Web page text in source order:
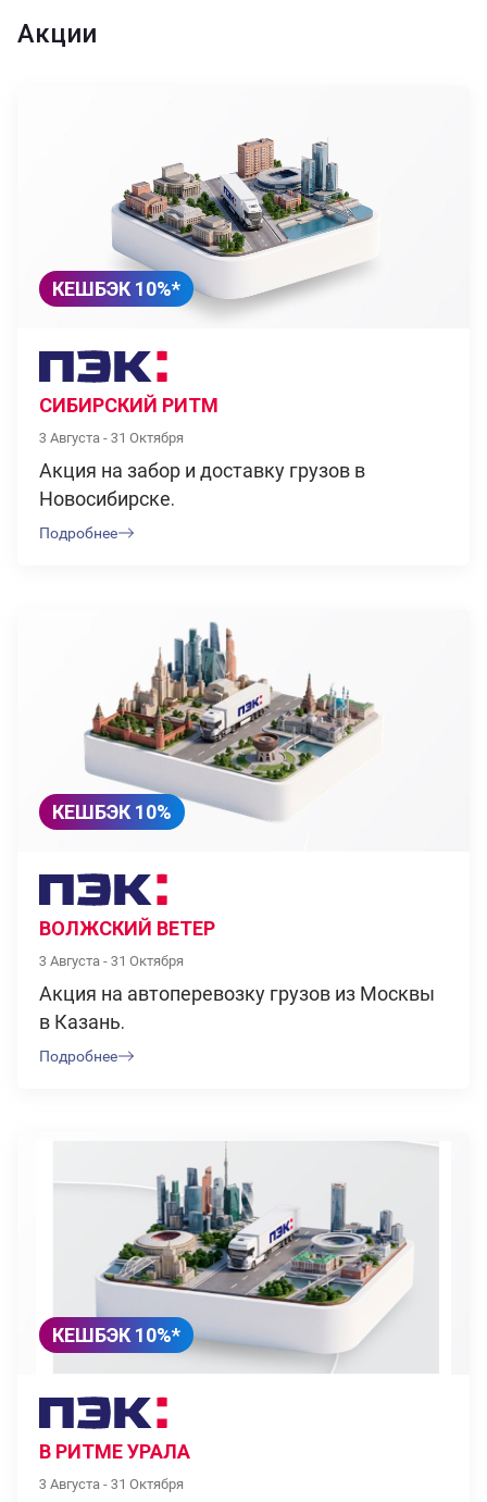
Акции
КЕШБЭК 10%*
СИБИРСКИЙ РИТМ
3 Августа - 31 Октября
Акция на забор и доставку грузов в
Новосибирске.
Подробнее
КЕШБЭК 10%
ВОЛЖСКИЙ ВЕТЕР
3 Августа - 31 Октября
Акция на автоперевозку грузов из Москвы
в Казань.
Подробнее
КЕШБЭК 10%*
В РИТМЕ УРАЛА
3 Августа - 31 Октября